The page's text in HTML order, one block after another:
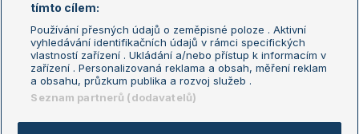
Podmínky užití
Nastavení soukromí
GDPR a žurnalistika
Reklama
Kontakt
Informace o zpracování osobních
údajů
tímto cílem:
Používání přesných údajů o zeměpisné poloze . Aktivní
vyhledávání identifikačních údajů v rámci specifických
vlastností zařízení . Ukládání a/nebo přístup k informacím v
zařízení . Personalizovaná reklama a obsah, měření reklam
a obsahu, průzkum publika a rozvoj služeb .
Seznam partnerů (dodavatelů)